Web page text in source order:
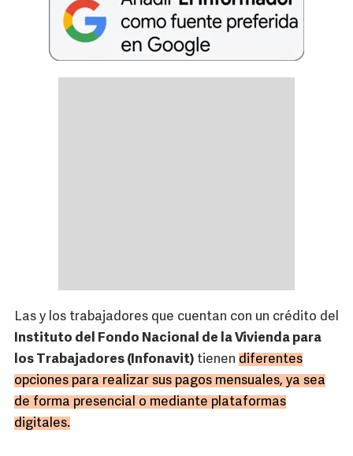
Las y los trabajadores que cuentan con un crédito del
Instituto del Fondo Nacional de la Vivienda para
los Trabajadores (Infonavit) tienen diferentes
opciones para realizar sus pagos mensuales, ya sea
de forma presencial o mediante plataformas
digitales.